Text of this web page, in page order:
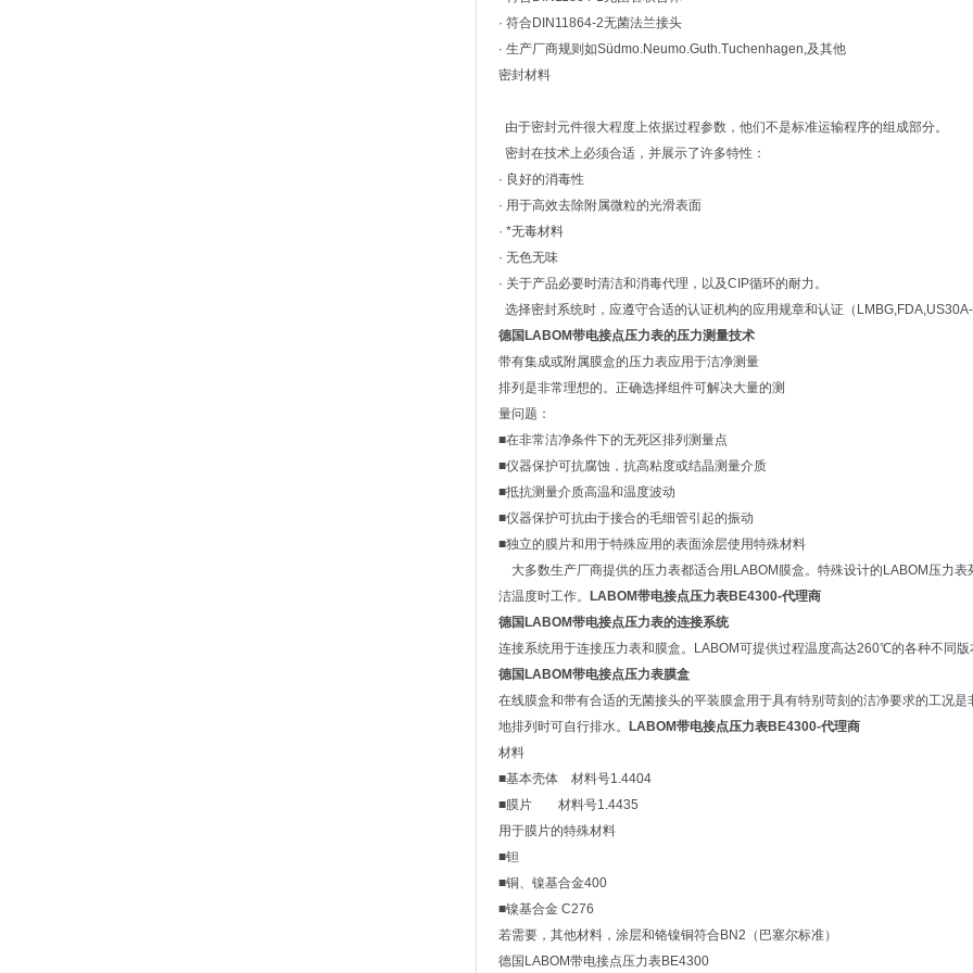
· 符合DIN11864-2无菌法兰接头
· 生产厂商规则如Südmo.Neumo.Guth.Tuchenhagen,及其他
密封材料
由于密封元件很大程度上依据过程参数，他们不是标准运输程序的组成部分。
密封在技术上必须合适，并展示了许多特性：
· 良好的消毒性
· 用于高效去除附属微粒的光滑表面
· *无毒材料
· 无色无味
· 关于产品必要时清洁和消毒代理，以及CIP循环的耐力。
选择密封系统时，应遵守合适的认证机构的应用规章和认证（LMBG,FDA,US30A-
德国LABOM带电接点压力表的压力测量技术
带有集成或附属膜盒的压力表应用于洁净测量
排列是非常理想的。正确选择组件可解决大量的测
量问题：
■在非常洁净条件下的无死区排列测量点
■仪器保护可抗腐蚀，抗高粘度或结晶测量介质
■抵抗测量介质高温和温度波动
■仪器保护可抗由于接合的毛细管引起的振动
■独立的膜片和用于特殊应用的表面涂层使用特殊材料
大多数生产厂商提供的压力表都适合用LABOM膜盒。特殊设计的LABOM压力
洁温度时工作。
LABOM带电接点压力表BE4300-代理商
德国LABOM带电接点压力表的连接系统
连接系统用于连接压力表和膜盒。LABOM可提供过程温度高达260℃的各种不同版
德国LABOM带电接点压力表膜盒
在线膜盒和带有合适的无菌接头的平装膜盒用于具有特别苛刻的洁净要求的工况
地排列时可自行排水。
LABOM带电接点压力表BE4300-代理商
材料
■基本壳体 材料号1.4404
■膜片 材料号1.4435
用于膜片的特殊材料
■钽
■铜、镍基合金400
■镍基合金 C276
若需要，其他材料，涂层和铬镍铜符合BN2（巴塞尔标准）
德国LABOM带电接点压力表BE4300